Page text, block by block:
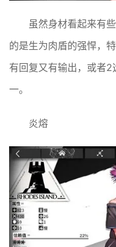
虽然身材看起来有
的是生为肉盾的强悍，
有回复又有输出，或者2
一。
炎熔